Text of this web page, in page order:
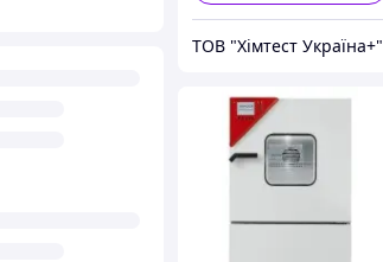
ТОВ "Хімтест Україна+"